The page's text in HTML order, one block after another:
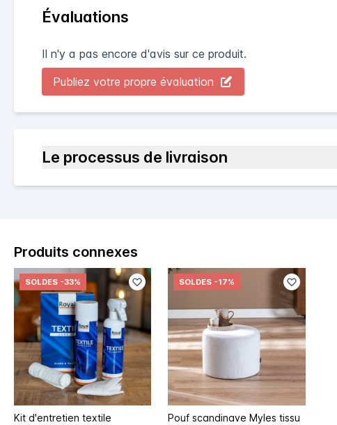
Évaluations
Il n'y a pas encore d'avis sur ce produit.
Publiez votre propre évaluation
Le processus de livraison
Produits connexes
SOLDES -33%
Kit d'entretien textile
SOLDES -17%
Pouf scandinave Myles tissu